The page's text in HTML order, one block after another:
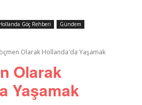
Göç Rehberi
Gündem
Olarak Hollanda'da Yaşamak
Olarak
Yaşamak